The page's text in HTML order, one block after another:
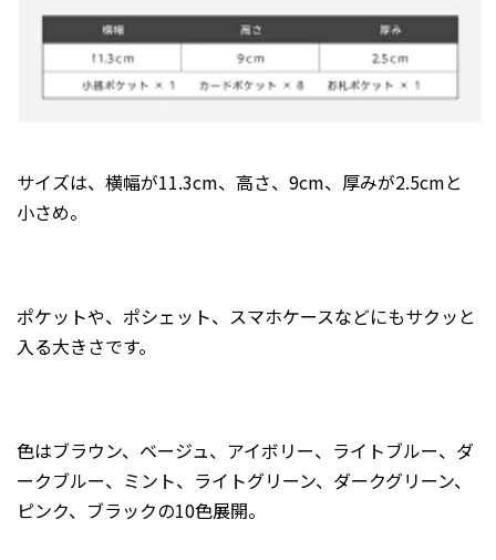
サイズは、横幅が11.3cm、高さ、9cm、厚みが2.5cmと
小さめ。
ポケットや、ポシェット、スマホケースなどにもサクッと
入る大きさです。
色はブラウン、ベージュ、アイボリー、ライトブルー、ダ
ークブルー、ミント、ライトグリーン、ダークグリーン、
ピンク、ブラックの10色展開。